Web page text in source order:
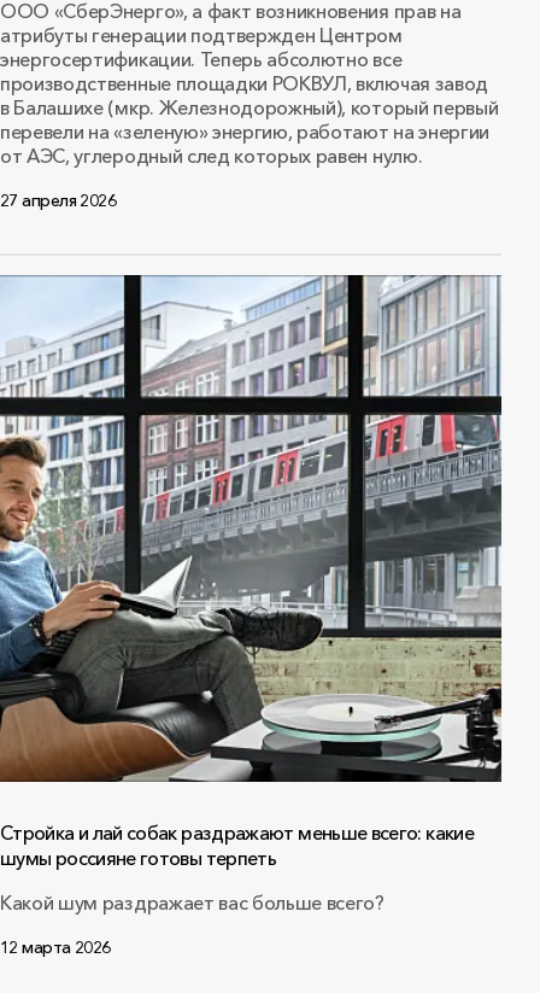
ООО «СберЭнерго», а факт возникновения прав на
атрибуты генерации подтвержден Центром
энергосертификации. Теперь абсолютно все
производственные площадки РОКВУЛ, включая завод
в Балашихе (мкр. Железнодорожный), который первый
перевели на «зеленую» энергию, работают на энергии
от АЭС, углеродный след которых равен нулю.
27 апреля 2026
Стройка и лай собак раздражают меньше всего: какие
шумы россияне готовы терпеть
Какой шум раздражает вас больше всего?
12 марта 2026